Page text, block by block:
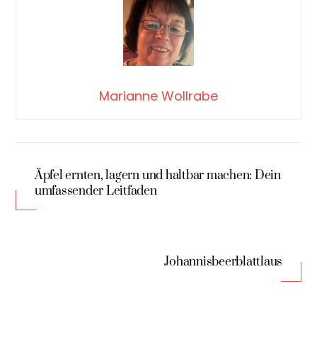
Marianne Wollrabe
Äpfel ernten, lagern und haltbar machen: Dein
umfassender Leitfaden
Johannisbeerblattlaus